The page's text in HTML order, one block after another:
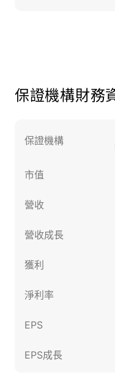
保證機構財務
保證機構
市值
營收
營收成長
獲利
淨利率
EPS
EPS成長